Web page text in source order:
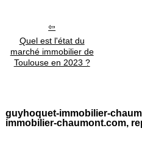
Quel est l'état du
marché immobilier de
Toulouse en 2023 ?
guyhoquet-immobilier-
immobilier-chaumont.com,